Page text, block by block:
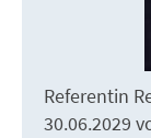
Referentin
30.06.2029